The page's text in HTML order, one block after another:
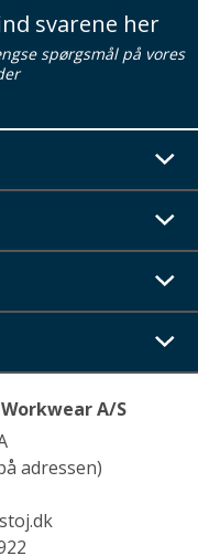
svarene her
spørgsmål på vores
A/S
adressen)